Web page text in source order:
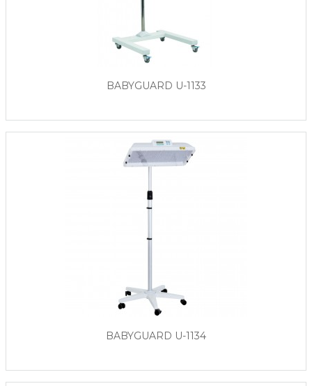
BABYGUARD U-1133
BABYGUARD U-1134